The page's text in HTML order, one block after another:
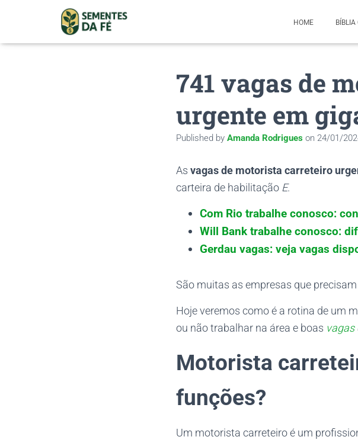
HOME
741 vagas de
urgente em
Published by Amanda Rodrigues on 24/01/
As vagas de motorista carreteiro
carteira de habilitação E.
Com Rio trabalhe conosco:
Will Bank trabalhe conosco:
Gerdau vagas: veja vagas
São muitas as empresas que
Hoje veremos como é a rotina de um
ou não trabalhar na área e boas vagas
Motorista
funções?
Um motorista carreteiro é um